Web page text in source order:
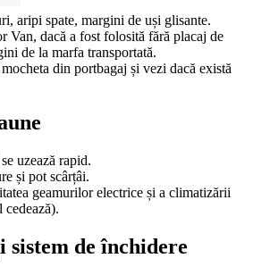
aripi spate, margini de uși glisante.
Van, dacă a fost folosită fără placaj de
de la marfa transportată.
din portbagaj și vezi dacă există
uzează rapid.
și pot scârțâi.
geamurilor electrice și a climatizării
sistem de închidere